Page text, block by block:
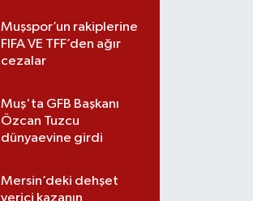
Muşspor’un rakiplerine
FIFA VE TFF’den ağır
cezalar
Muş'ta GFB Başkanı
Özcan Tuzcu
dünyaevine girdi
Mersin’deki dehşet
verici kazanın